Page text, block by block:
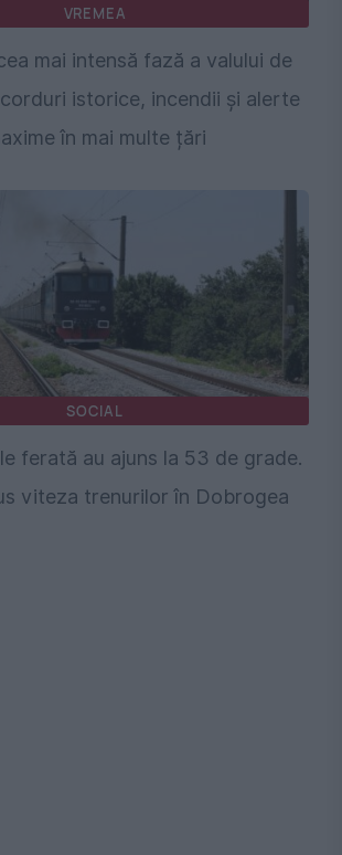
VREMEA
mai intensă fază a valului de
istorice, incendii și alerte
în mai multe țări
SOCIAL
ferată au ajuns la 53 de grade.
viteza trenurilor în Dobrogea